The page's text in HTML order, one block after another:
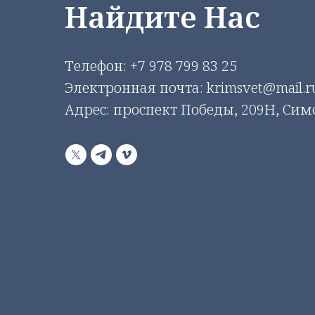
Найдите Нас
Телефон: +7 978 799 83 25
Электронная почта:
Адрес: проспект Победы, 209Н,